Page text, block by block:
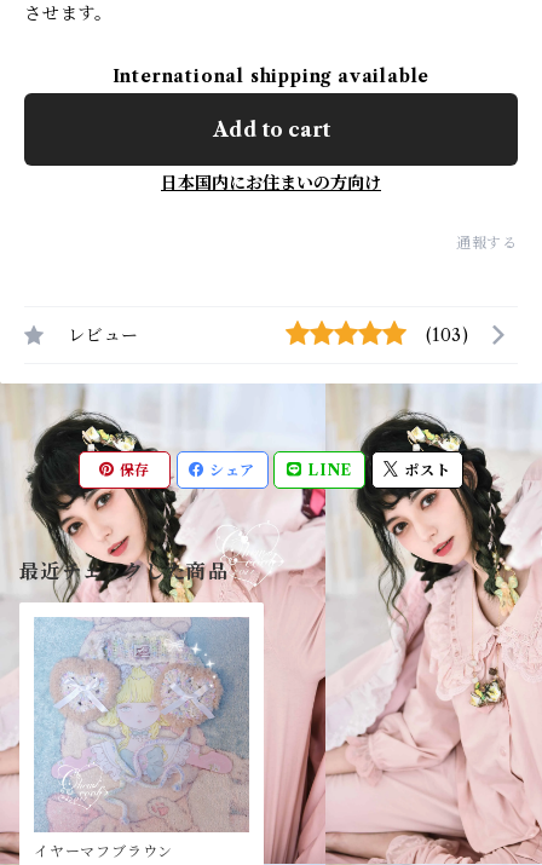
させます。
International shipping available
Add to cart
日本国内にお住まいの方向け
通報する
レビュー (103)
保存 シェア LINE ポスト
最近チェックした商品
イヤーマフブラウン